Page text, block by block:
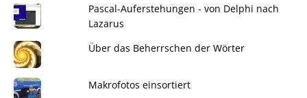
Pascal-Auferstehungen - von Delphi nach
Lazarus
Über das Beherrschen der Wörter
Makrofotos einsortiert